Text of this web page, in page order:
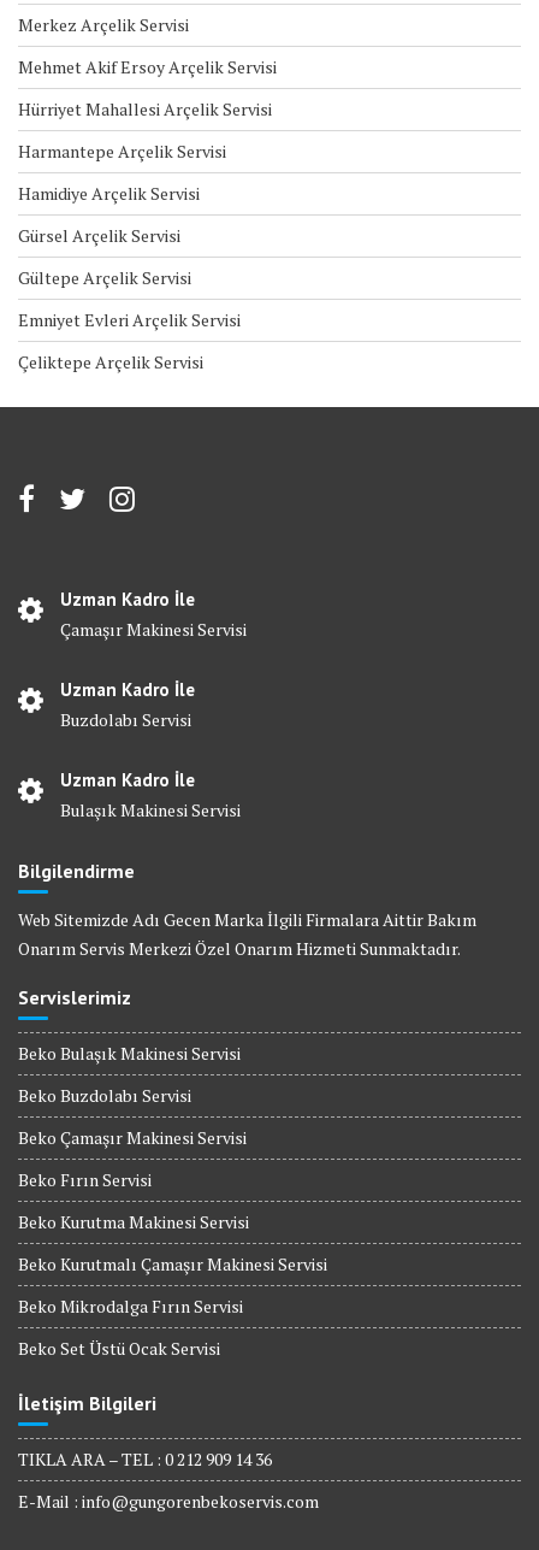
Merkez Arçelik Servisi
Mehmet Akif Ersoy Arçelik Servisi
Hürriyet Mahallesi Arçelik Servisi
Harmantepe Arçelik Servisi
Hamidiye Arçelik Servisi
Gürsel Arçelik Servisi
Gültepe Arçelik Servisi
Emniyet Evleri Arçelik Servisi
Çeliktepe Arçelik Servisi
Uzman Kadro İle
Çamaşır Makinesi Servisi
Uzman Kadro İle
Buzdolabı Servisi
Uzman Kadro İle
Bulaşık Makinesi Servisi
Bilgilendirme
Web Sitemizde Adı Gecen Marka İlgili Firmalara Aittir Bakım
Onarım Servis Merkezi Özel Onarım Hizmeti Sunmaktadır.
Servislerimiz
Beko Bulaşık Makinesi Servisi
Beko Buzdolabı Servisi
Beko Çamaşır Makinesi Servisi
Beko Fırın Servisi
Beko Kurutma Makinesi Servisi
Beko Kurutmalı Çamaşır Makinesi Servisi
Beko Mikrodalga Fırın Servisi
Beko Set Üstü Ocak Servisi
İletişim Bilgileri
TIKLA ARA – TEL : 0 212 909 14 36
E-Mail : info@gungorenbekoservis.com